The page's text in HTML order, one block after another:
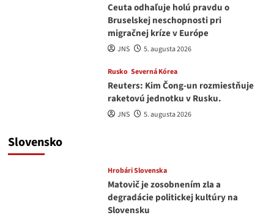
Ceuta odhaľuje holú pravdu o
Bruselskej neschopnosti pri
migračnej kríze v Európe
JNS 5. augusta 2026
Rusko Severná Kórea
Reuters: Kim Čong-un rozmiestňuje
raketovú jednotku v Rusku.
JNS 5. augusta 2026
Slovensko
Hrobári Slovenska
Matovič je zosobnením zla a
degradácie politickej kultúry na
Slovensku